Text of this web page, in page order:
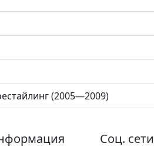
(2005—2009)
Соц. сети